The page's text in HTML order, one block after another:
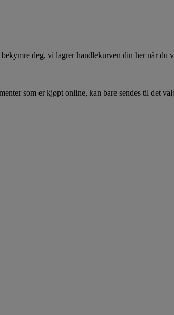
deg, vi lagrer handlekurven din her når du
som er kjøpt online, kan bare sendes til det